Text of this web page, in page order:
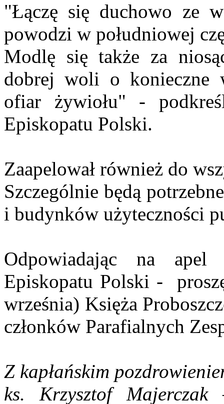
"Łączę się duchowo ze
powodzi w południowej
Modlę się także za
dobrej woli o konieczne
ofiar żywiołu" -
Episkopatu Polski.
Zaapelował również do
Szczególnie będą
i budynków użyteczności
Odpowiadając na apel
Episkopatu Polski -
września) Księża
członków Parafialnych
Z kapłańskim
ks. Krzysztof